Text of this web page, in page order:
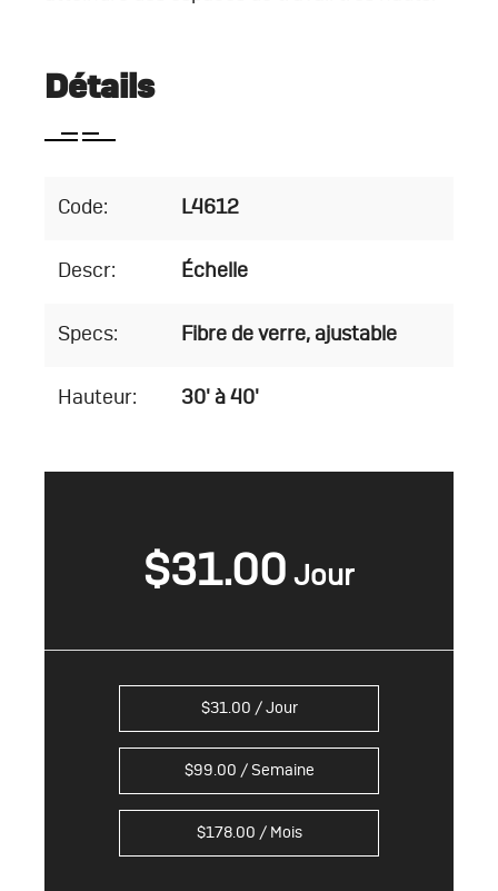
Détails
Code: L4612
Descr: Échelle
Specs: Fibre de verre, ajustable
Hauteur: 30' à 40'
$31.00
$31.00 / Jour
$99.00 / Semaine
$178.00 / Mois